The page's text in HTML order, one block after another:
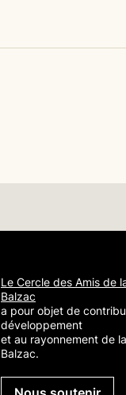
Le Cercle des Amis de
Balzac
a pour objet de
développement
et au rayonnement de
Balzac.